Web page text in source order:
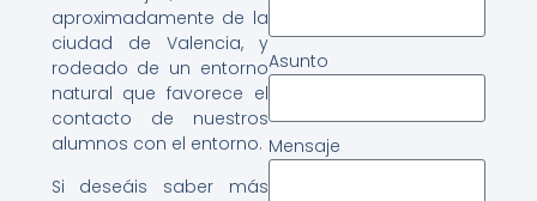
aproximadamente de la
ciudad de Valencia, y
rodeado de un entorno
natural que favorece el
contacto de nuestros
alumnos con el entorno.
Si deseáis saber más
Asunto
Mensaje